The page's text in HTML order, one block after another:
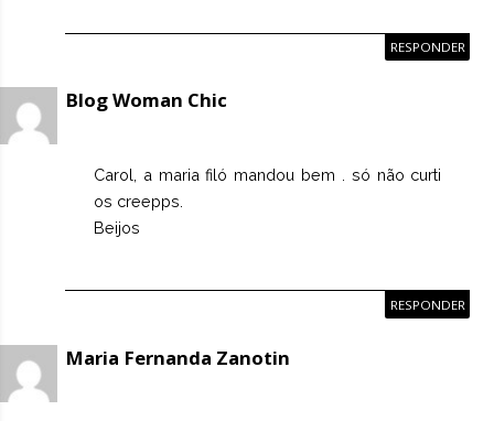
RESPONDER
Blog Woman Chic
Carol, a maria filó mandou bem . só não curti
os creepps.
Beijos
RESPONDER
Maria Fernanda Zanotin